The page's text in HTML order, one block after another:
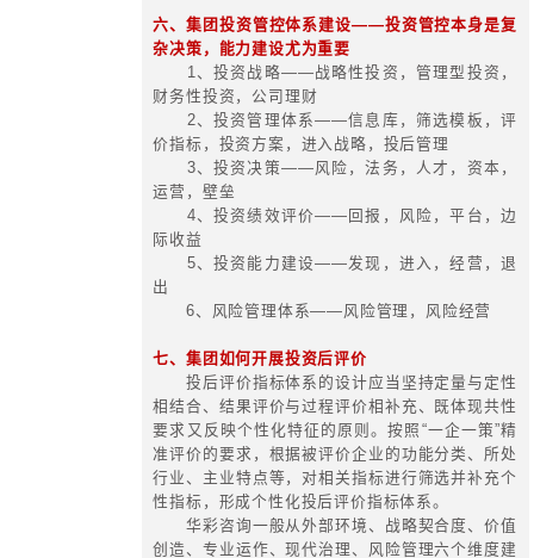
一、集团投资的特征
1、集团投资具有更高层次的战
集团的战略导向是集团公司投资
来讲，单体企业的长期投资也具有战
它要求企业投资时考虑企业的长远
向，但是集团投资的战略性要比单一
略性高一个层次。也就是说，集团内
的战略要服从于整个集团的发展战略
集团公司的投资战略性分析是站在整
发展上对投资的考虑，而不仅仅是某
单一企业的投资战略性分析更加复杂
2、集团投资具有复杂的系统性
集团公司投资是一个系统，而且
业系统而言，集团公司投资是一个复
团公司投资系统由相互作用、相互依
组成，如集团公司对自身与各个子公
资产、产量、销量、收益、净现值等